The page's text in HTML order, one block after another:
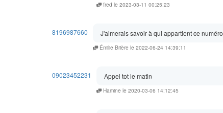
fred le 2023-03-11 00:25:23
8196987660 J'aimerais savoir à qui appartient ce numéro
Émilie Brière le 2022-06-24 14:39:11
09023452231 Appel tot le matin
Hamine le 2020-03-06 14:12:45